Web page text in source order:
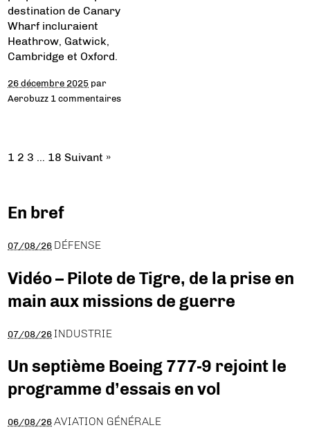
destination de Canary
Wharf incluraient
Heathrow, Gatwick,
Cambridge et Oxford.
26 décembre 2025 par
Aerobuzz 1 commentaires
1 2 3 … 18 Suivant »
En bref
07/08/26 DÉFENSE
Vidéo – Pilote de Tigre, de la prise en
main aux missions de guerre
07/08/26 INDUSTRIE
Un septième Boeing 777-9 rejoint le
programme d’essais en vol
06/08/26 AVIATION GÉNÉRALE